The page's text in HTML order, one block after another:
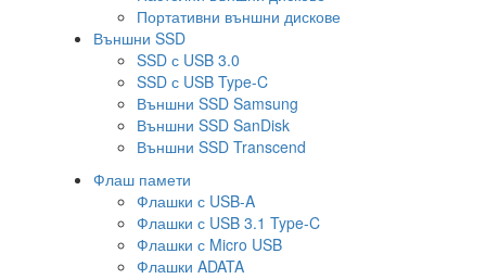
Портативни външни дискове
Външни SSD
SSD с USB 3.0
SSD с USB Type-C
Външни SSD Samsung
Външни SSD SanDisk
Външни SSD Transcend
Флаш памети
Флашки с USB-A
Флашки с USB 3.1 Type-C
Флашки с Micro USB
Флашки ADATA